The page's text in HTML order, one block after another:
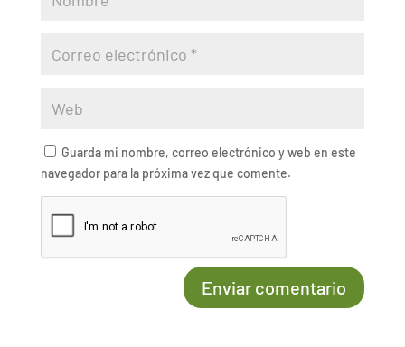
Guarda mi nombre, correo electrónico y web en este
navegador para la próxima vez que comente.